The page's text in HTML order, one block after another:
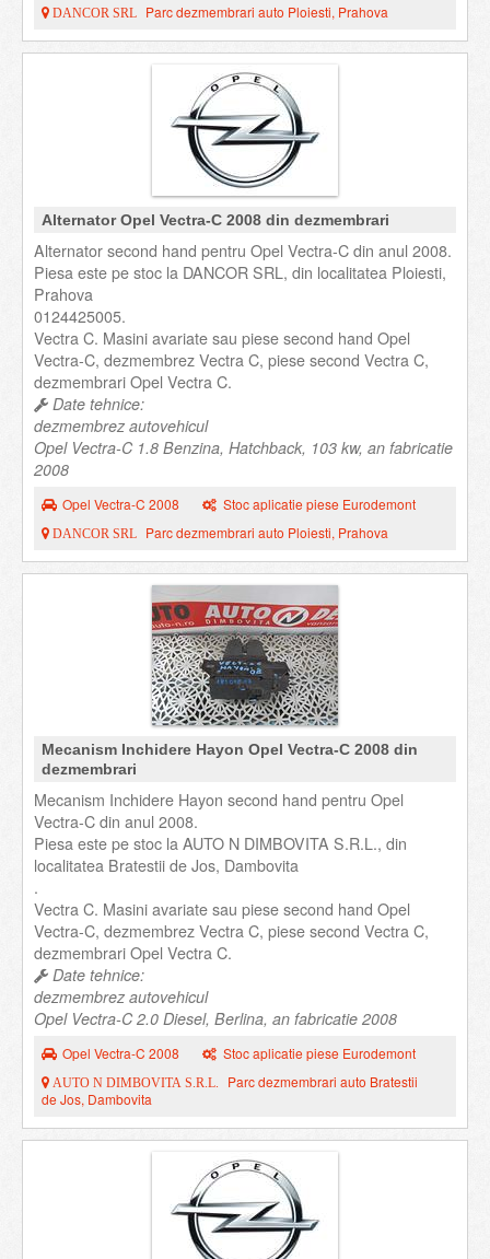
DANCOR SRL Parc dezmembrari auto Ploiesti, Prahova
Alternator Opel Vectra-C 2008 din dezmembrari
Alternator second hand pentru Opel Vectra-C din anul 2008.
Piesa este pe stoc la DANCOR SRL, din localitatea Ploiesti,
Prahova
0124425005.
Vectra C. Masini avariate sau piese second hand Opel
Vectra-C, dezmembrez Vectra C, piese second Vectra C,
dezmembrari Opel Vectra C.
Date tehnice:
dezmembrez autovehicul
Opel Vectra-C 1.8 Benzina, Hatchback, 103 kw, an fabricatie
2008
Opel Vectra-C 2008 Stoc aplicatie piese Eurodemont
DANCOR SRL Parc dezmembrari auto Ploiesti, Prahova
Mecanism Inchidere Hayon Opel Vectra-C 2008 din
dezmembrari
Mecanism Inchidere Hayon second hand pentru Opel
Vectra-C din anul 2008.
Piesa este pe stoc la AUTO N DIMBOVITA S.R.L., din
localitatea Bratestii de Jos, Dambovita
.
Vectra C. Masini avariate sau piese second hand Opel
Vectra-C, dezmembrez Vectra C, piese second Vectra C,
dezmembrari Opel Vectra C.
Date tehnice:
dezmembrez autovehicul
Opel Vectra-C 2.0 Diesel, Berlina, an fabricatie 2008
Opel Vectra-C 2008 Stoc aplicatie piese Eurodemont
AUTO N DIMBOVITA S.R.L.
Parc dezmembrari auto Bratestii
de Jos, Dambovita